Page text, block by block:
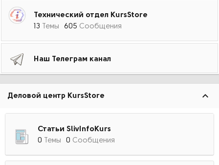
Технический отдел KursStore
13 Темы 605 Сообщения
Наш Телеграм канал
Деловой центр KursStore
Статьи SlivInfoKurs
0 Темы 0 Сообщения